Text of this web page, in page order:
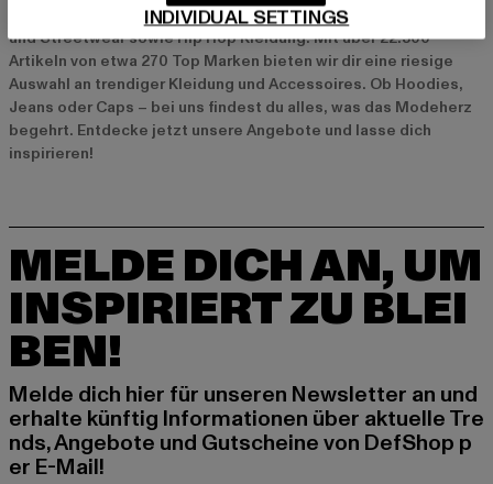
DefShop ist einer der größten Onlineshops Europas für Urban-
und Streetwear sowie Hip Hop Kleidung. Mit über 22.500
Artikeln von etwa 270 Top Marken bieten wir dir eine riesige
Auswahl an trendiger Kleidung und Accessoires. Ob Hoodies,
Jeans oder Caps – bei uns findest du alles, was das Modeherz
begehrt. Entdecke jetzt unsere Angebote und lasse dich
inspirieren!
MELDE DICH AN, UM
INSPIRIERT ZU BLEI
BEN!
Melde dich hier für unseren Newsletter an und
erhalte künftig Informationen über aktuelle Tre
nds, Angebote und Gutscheine von DefShop p
er E-Mail!
INDIVIDUAL SETTINGS